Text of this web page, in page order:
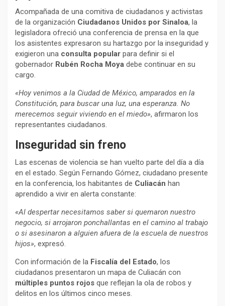
Acompañada de una comitiva de ciudadanos y activistas
de la organización Ciudadanos Unidos por Sinaloa, la
legisladora ofreció una conferencia de prensa en la que
los asistentes expresaron su hartazgo por la inseguridad y
exigieron una consulta popular para definir si el
gobernador Rubén Rocha Moya debe continuar en su
cargo.
«Hoy venimos a la Ciudad de México, amparados en la
Constitución, para buscar una luz, una esperanza. No
merecemos seguir viviendo en el miedo», afirmaron los
representantes ciudadanos.
Inseguridad sin freno
Las escenas de violencia se han vuelto parte del día a día
en el estado. Según Fernando Gómez, ciudadano presente
en la conferencia, los habitantes de Culiacán han
aprendido a vivir en alerta constante:
«Al despertar necesitamos saber si quemaron nuestro
negocio, si arrojaron ponchallantas en el camino al trabajo
o si asesinaron a alguien afuera de la escuela de nuestros
hijos», expresó.
Con información de la Fiscalía del Estado, los
ciudadanos presentaron un mapa de Culiacán con
múltiples puntos rojos que reflejan la ola de robos y
delitos en los últimos cinco meses.